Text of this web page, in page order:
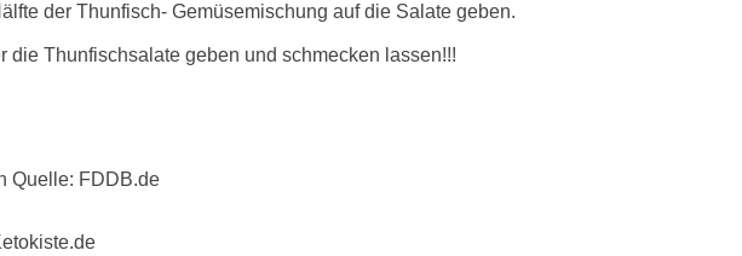
der Thunfisch- Gemüsemischung auf die Salate geben.
die Thunfischsalate geben und schmecken lassen!!!
Quelle: FDDB.de